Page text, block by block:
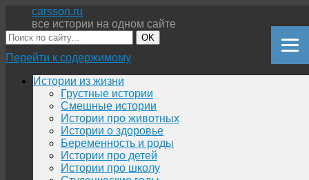
carsson.ru
все истории на одном сайте
OK
Перейти к содержимому
Истории из жизни
Грустные истории
Смешные истории
Истории про животных
Истории о здоровье
Беременность и роды
Истории про детей
Истории про школу